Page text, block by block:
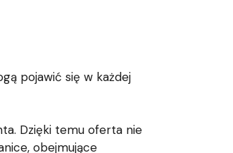
pojawić się w każdej
Dzięki temu oferta nie
obejmujące